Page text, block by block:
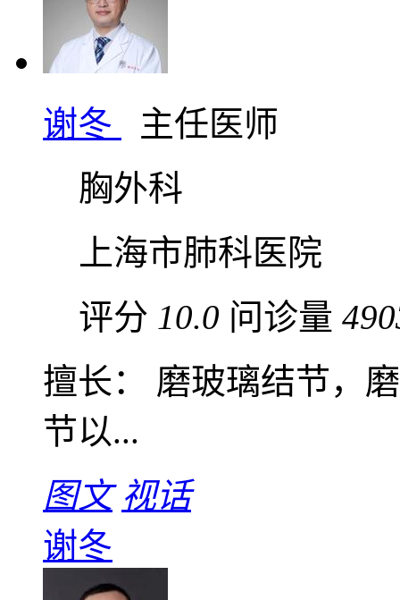
谢冬
主任医师
胸外科
上海市肺科医院
评分 10.0 问诊量
擅长： 磨玻璃结节，
节以...
图文 视话
谢冬